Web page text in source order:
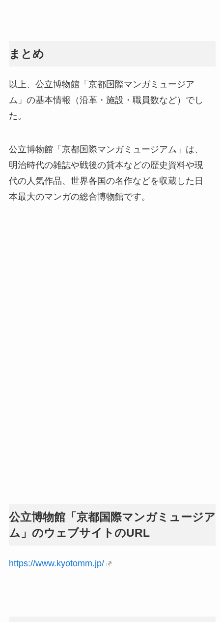
まとめ
以上、公立博物館「京都国際マンガミュージア
ム」の基本情報（沿革・施設・職員数など）でし
た。
公立博物館「京都国際マンガミュージアム」は、
明治時代の雑誌や戦後の貸本などの歴史資料や現
代の人気作品、世界各国の名作などを収蔵した日
本最大のマンガの総合博物館です。
公立博物館「京都国際マンガミュージア
ム」のウェブサイトのURL
https://www.kyotomm.jp/